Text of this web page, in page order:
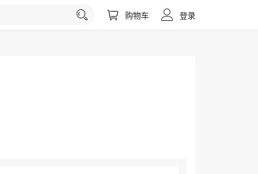
购物车 登录